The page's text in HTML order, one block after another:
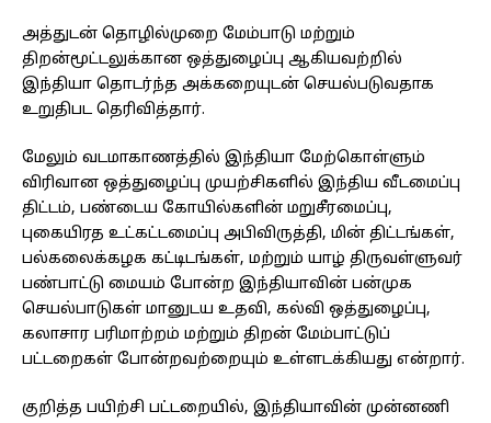
அத்துடன் தொழில்முறை மேம்பாடு மற்றும்
திறன்மூட்டலுக்கான ஒத்துழைப்பு ஆகியவற்றில்
இந்தியா தொடர்ந்த அக்கறையுடன் செயல்படுவதாக
உறுதிபட தெரிவித்தார்.
மேலும் வடமாகாணத்தில் இந்தியா மேற்கொள்ளும்
விரிவான ஒத்துழைப்பு முயற்சிகளில் இந்திய வீடமைப்பு
திட்டம், பண்டைய கோயில்களின் மறுசீரமைப்பு,
புகையிரத உட்கட்டமைப்பு அபிவிருத்தி, மின் திட்டங்கள்,
பல்கலைக்கழக கட்டிடங்கள், மற்றும் யாழ் திருவள்ளுவர்
பண்பாட்டு மையம் போன்ற இந்தியாவின் பன்முக
செயல்பாடுகள் மானுடய உதவி, கல்வி ஒத்துழைப்பு,
கலாசார பரிமாற்றம் மற்றும் திறன் மேம்பாட்டுப்
பட்டறைகள் போன்றவற்றையும் உள்ளடக்கியது என்றார்.
குறித்த பயிற்சி பட்டறையில், இந்தியாவின் முன்னணி